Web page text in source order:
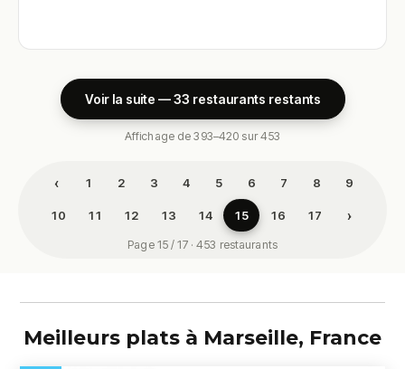
Voir la suite — 33 restaurants restants
Affichage de 393–420 sur 453
‹ 1 2 3 4 5 6 7 8 9
10 11 12 13 14 15 16 17 ›
Page 15 / 17 · 453 restaurants
Meilleurs plats à Marseille, France